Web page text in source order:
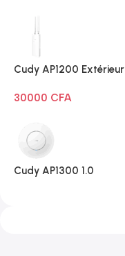
Cudy AP1200 Extérieur
30000 CFA
Cudy AP1300 1.0